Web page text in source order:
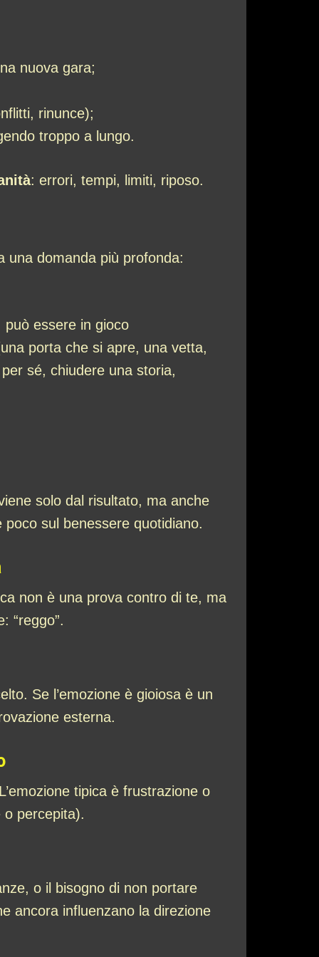
nuova gara;
rinunce);
troppo a lungo.
: errori, tempi, limiti, riposo.
una domanda più profonda:
essere in gioco
porta che si apre, una vetta,
sé, chiudere una storia,
solo dal risultato, ma anche
sul benessere quotidiano.
non è una prova contro di te, ma
“reggo”.
Se l’emozione è gioiosa è un
esterna.
tipica è frustrazione o
percepita).
o il bisogno di non portare
ancora influenzano la direzione